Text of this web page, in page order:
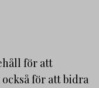
för att
för att bidra